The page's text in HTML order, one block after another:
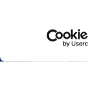
Huom!
040 1828